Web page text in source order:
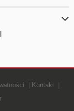
Kontakt